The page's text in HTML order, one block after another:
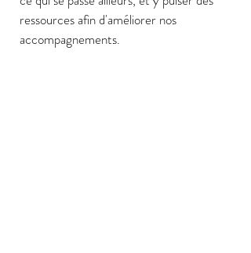
ressources afin d'améliorer nos
accompagnements.